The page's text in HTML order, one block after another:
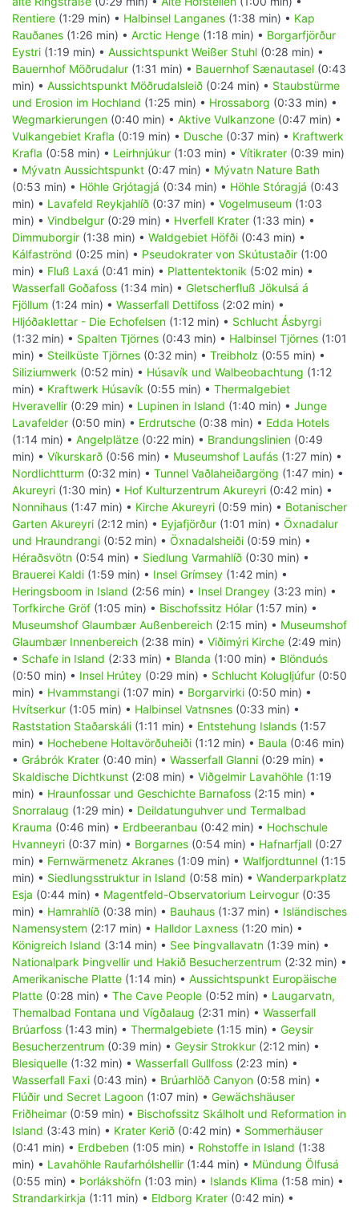
Rentiere (1:29 min) • Halbinsel Langanes (1:38 min) • Kap
Rauðanes (1:26 min) • Arctic Henge (1:18 min) • Borgarfjörður
Eystri (1:19 min) • Aussichtspunkt Weißer Stuhl (0:28 min) •
Bauernhof Möðrudalur (1:31 min) • Bauernhof Sænautasel (0:43
min) • Aussichtspunkt Möðrudalsleið (0:24 min) • Staubstürme
und Erosion im Hochland (1:25 min) • Hrossaborg (0:33 min) •
Wegmarkierungen (0:40 min) • Aktive Vulkanzone (0:47 min) •
Vulkangebiet Krafla (0:19 min) • Dusche (0:37 min) • Kraftwerk
Krafla (0:58 min) • Leirhnjúkur (1:03 min) • Vítikrater (0:39 min)
• Mývatn Aussichtspunkt (0:47 min) • Mývatn Nature Bath
(0:53 min) • Höhle Grjótagjá (0:34 min) • Höhle Stóragjá (0:43
min) • Lavafeld Reykjahlíð (0:37 min) • Vogelmuseum (1:03
min) • Vindbelgur (0:29 min) • Hverfell Krater (1:33 min) •
Dimmuborgir (1:38 min) • Waldgebiet Höfði (0:43 min) •
Kálfaströnd (0:25 min) • Pseudokrater von Skútustaðir (1:00
min) • Fluß Laxá (0:41 min) • Plattentektonik (5:02 min) •
Wasserfall Goðafoss (1:34 min) • Gletscherfluß Jökulsá á
Fjöllum (1:24 min) • Wasserfall Dettifoss (2:02 min) •
Hljóðaklettar - Die Echofelsen (1:12 min) • Schlucht Ásbyrgi
(1:32 min) • Spalten Tjörnes (0:43 min) • Halbinsel Tjörnes (1:01
min) • Steilküste Tjörnes (0:32 min) • Treibholz (0:55 min) •
Siliziumwerk (0:52 min) • Húsavík und Walbeobachtung (1:12
min) • Kraftwerk Húsavík (0:55 min) • Thermalgebiet
Hveravellir (0:29 min) • Lupinen in Island (1:40 min) • Junge
Lavafelder (0:50 min) • Erdrutsche (0:38 min) • Edda Hotels
(1:14 min) • Angelplätze (0:22 min) • Brandungslinien (0:49
min) • Víkurskarð (0:56 min) • Museumshof Laufás (1:27 min) •
Nordlichtturm (0:32 min) • Tunnel Vaðlaheiðargöng (1:47 min) •
Akureyri (1:30 min) • Hof Kulturzentrum Akureyri (0:42 min) •
Nonnihaus (1:47 min) • Kirche Akureyri (0:59 min) • Botanischer
Garten Akureyri (2:12 min) • Eyjafjörður (1:01 min) • Öxnadalur
und Hraundrangi (0:52 min) • Öxnadalsheiði (0:59 min) •
Héraðsvötn (0:54 min) • Siedlung Varmahlíð (0:30 min) •
Brauerei Kaldi (1:59 min) • Insel Grímsey (1:42 min) •
Heringsboom in Island (2:56 min) • Insel Drangey (3:23 min) •
Torfkirche Gröf (1:05 min) • Bischofssitz Hólar (1:57 min) •
Museumshof Glaumbær Außenbereich (2:15 min) • Museumshof
Glaumbær Innenbereich (2:38 min) • Viðimýri Kirche (2:49 min)
• Schafe in Island (2:33 min) • Blanda (1:00 min) • Blönduós
(0:50 min) • Insel Hrútey (0:29 min) • Schlucht Kolugljúfur (0:50
min) • Hvammstangi (1:07 min) • Borgarvirki (0:50 min) •
Hvítserkur (1:05 min) • Halbinsel Vatnsnes (0:33 min) •
Raststation Staðarskáli (1:11 min) • Entstehung Islands (1:57
min) • Hochebene Holtavörðuheiði (1:12 min) • Baula (0:46 min)
• Grábrók Krater (0:40 min) • Wasserfall Glanni (0:29 min) •
Skaldische Dichtkunst (2:08 min) • Viðgelmir Lavahöhle (1:19
min) • Hraunfossar und Geschichte Barnafoss (2:15 min) •
Snorralaug (1:29 min) • Deildatunguhver und Termalbad
Krauma (0:46 min) • Erdbeeranbau (0:42 min) • Hochschule
Hvanneyri (0:37 min) • Borgarnes (0:54 min) • Hafnarfjall (0:27
min) • Fernwärmenetz Akranes (1:09 min) • Walfjordtunnel (1:15
min) • Siedlungsstruktur in Island (0:58 min) • Wanderparkplatz
Esja (0:44 min) • Magentfeld-Observatorium Leirvogur (0:35
min) • Hamrahlíð (0:38 min) • Bauhaus (1:37 min) • Isländisches
Namensystem (2:17 min) • Halldor Laxness (1:20 min) •
Königreich Island (3:14 min) • See Þingvallavatn (1:39 min) •
Nationalpark Þingvellir und Hakið Besucherzentrum (2:32 min) •
Amerikanische Platte (1:14 min) • Aussichtspunkt Europäische
Platte (0:28 min) • The Cave People (0:52 min) • Laugarvatn,
Themalbad Fontana und Vígðalaug (2:31 min) • Wasserfall
Brúarfoss (1:43 min) • Thermalgebiete (1:15 min) • Geysir
Besucherzentrum (0:39 min) • Geysir Strokkur (2:12 min) •
Blesiquelle (1:32 min) • Wasserfall Gullfoss (2:23 min) •
Wasserfall Faxi (0:43 min) • Brúarhlöð Canyon (0:58 min) •
Flúðir und Secret Lagoon (1:07 min) • Gewächshäuser
Friðheimar (0:59 min) • Bischofssitz Skálholt und Reformation in
Island (3:43 min) • Krater Kerið (0:42 min) • Sommerhäuser
(0:41 min) • Erdbeben (1:05 min) • Rohstoffe in Island (1:38
min) • Lavahöhle Raufarhólshellir (1:44 min) • Mündung Ölfusá
(0:55 min) • Þorlákshöfn (1:03 min) • Islands Klima (1:58 min) •
Strandarkirkja (1:11 min) • Eldborg Krater (0:42 min) •